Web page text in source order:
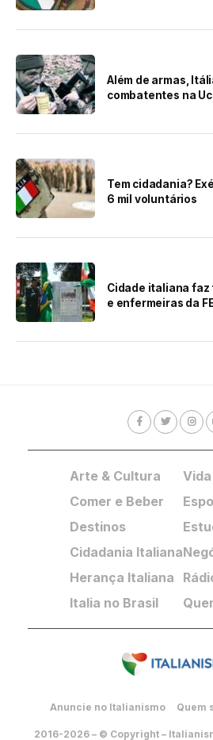
Além de armas,
combatentes na
Tem cidadania?
6 mil voluntários
Cidade italiana
e enfermeiras da
Arte & Cultura
Comer e Beber
Destinos
Cidadania Italiana
Herança Italiana
Italia no Brasil
Anuncie no Italianismo Quem
2016-2026 – © Copyright –